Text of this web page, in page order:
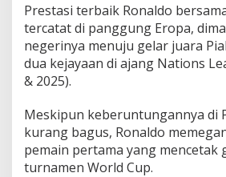
Prestasi terbaik Ronaldo
tercatat di panggung Eropa,
negerinya menuju gelar juara
dua kejayaan di ajang Nations
& 2025).
Meskipun keberuntungannya di
kurang bagus, Ronaldo
pemain pertama yang mencetak
turnamen World Cup.